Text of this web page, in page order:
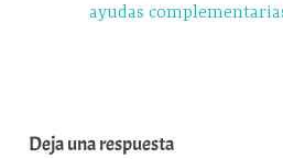
ayudas
Deja una respuesta